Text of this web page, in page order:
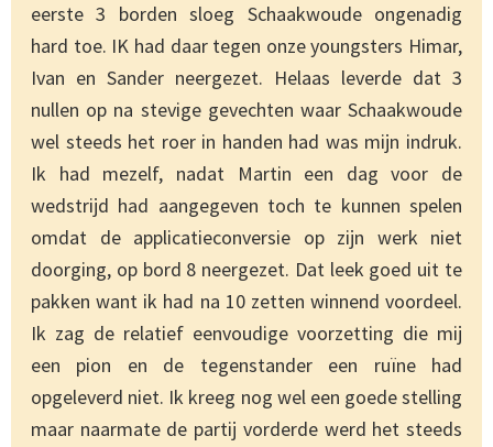
eerste 3 borden sloeg Schaakwoude ongenadig
hard toe. IK had daar tegen onze youngsters Himar,
Ivan en Sander neergezet. Helaas leverde dat 3
nullen op na stevige gevechten waar Schaakwoude
wel steeds het roer in handen had was mijn indruk.
Ik had mezelf, nadat Martin een dag voor de
wedstrijd had aangegeven toch te kunnen spelen
omdat de applicatieconversie op zijn werk niet
doorging, op bord 8 neergezet. Dat leek goed uit te
pakken want ik had na 10 zetten winnend voordeel.
Ik zag de relatief eenvoudige voorzetting die mij
een pion en de tegenstander een ruïne had
opgeleverd niet. Ik kreeg nog wel een goede stelling
maar naarmate de partij vorderde werd het steeds